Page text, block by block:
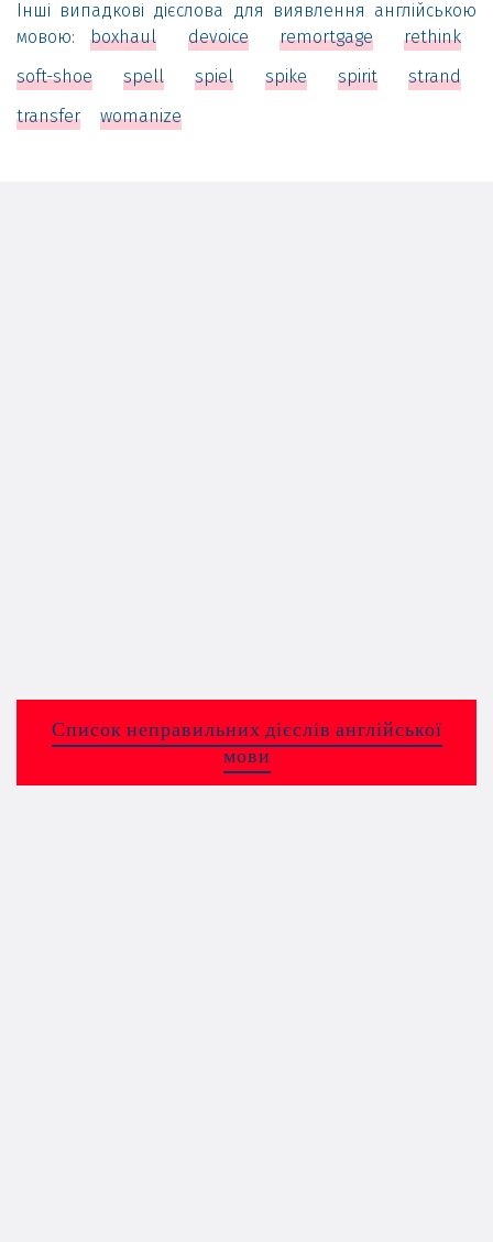
Інші випадкові дієслова для виявлення англійською
мовою:boxhaul devoice remortgage
rethink
soft-shoe
spell spiel spike spirit
strand
transfer
womanize
Список неправильних дієслів англійської
мови